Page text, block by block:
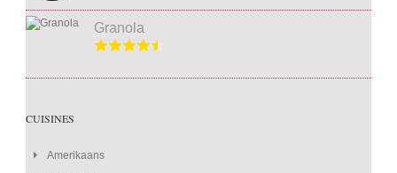
Granola
CUISINES
Amerikaans